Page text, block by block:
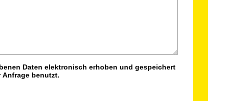
Anfrage benutzt.